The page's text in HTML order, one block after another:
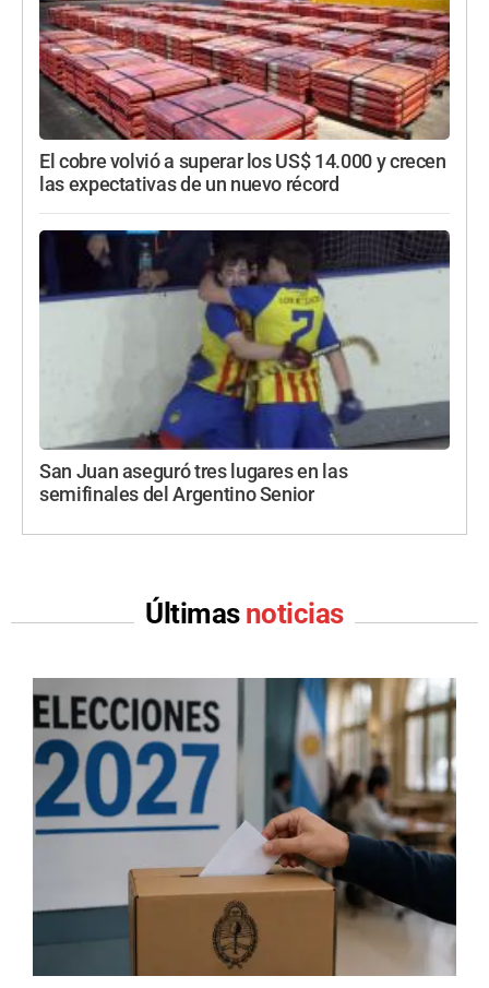
El cobre volvió a superar los US$ 14.000 y crecen
las expectativas de un nuevo récord
San Juan aseguró tres lugares en las
semifinales del Argentino Senior
Últimas noticias